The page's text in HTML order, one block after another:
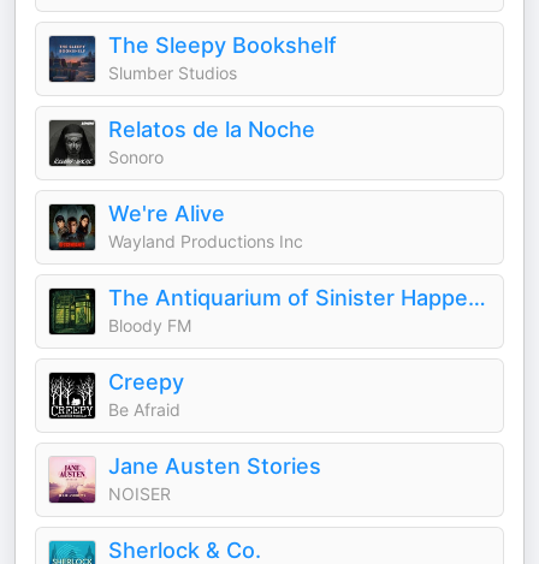
The Sleepy Bookshelf
Slumber Studios
Relatos de la Noche
Sonoro
We're Alive
Wayland Productions Inc
The Antiquarium of Sinister Happenings
Bloody FM
Creepy
Be Afraid
Jane Austen Stories
NOISER
Sherlock & Co.